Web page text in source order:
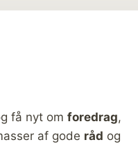
få nyt om foredrag,
af gode råd og